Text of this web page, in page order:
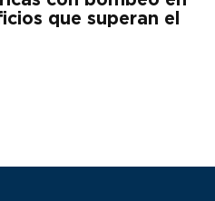
que superan el